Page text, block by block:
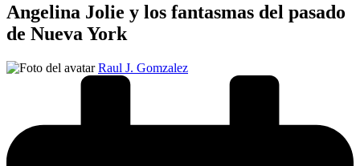
Angelina Jolie y los fantasmas del pasado
de Nueva York
Publicado
Raul J. Gomzalez